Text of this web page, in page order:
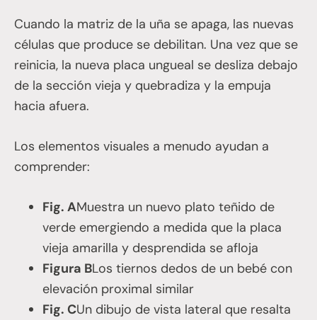
Cuando la matriz de la uña se apaga, las nuevas
células que produce se debilitan. Una vez que se
reinicia, la nueva placa ungueal se desliza debajo
de la sección vieja y quebradiza y la empuja
hacia afuera.
Los elementos visuales a menudo ayudan a
comprender:
Fig. AMuestra un nuevo plato teñido de
verde emergiendo a medida que la placa
vieja amarilla y desprendida se afloja
Figura BLos tiernos dedos de un bebé con
elevación proximal similar
Fig. CUn dibujo de vista lateral que resalta